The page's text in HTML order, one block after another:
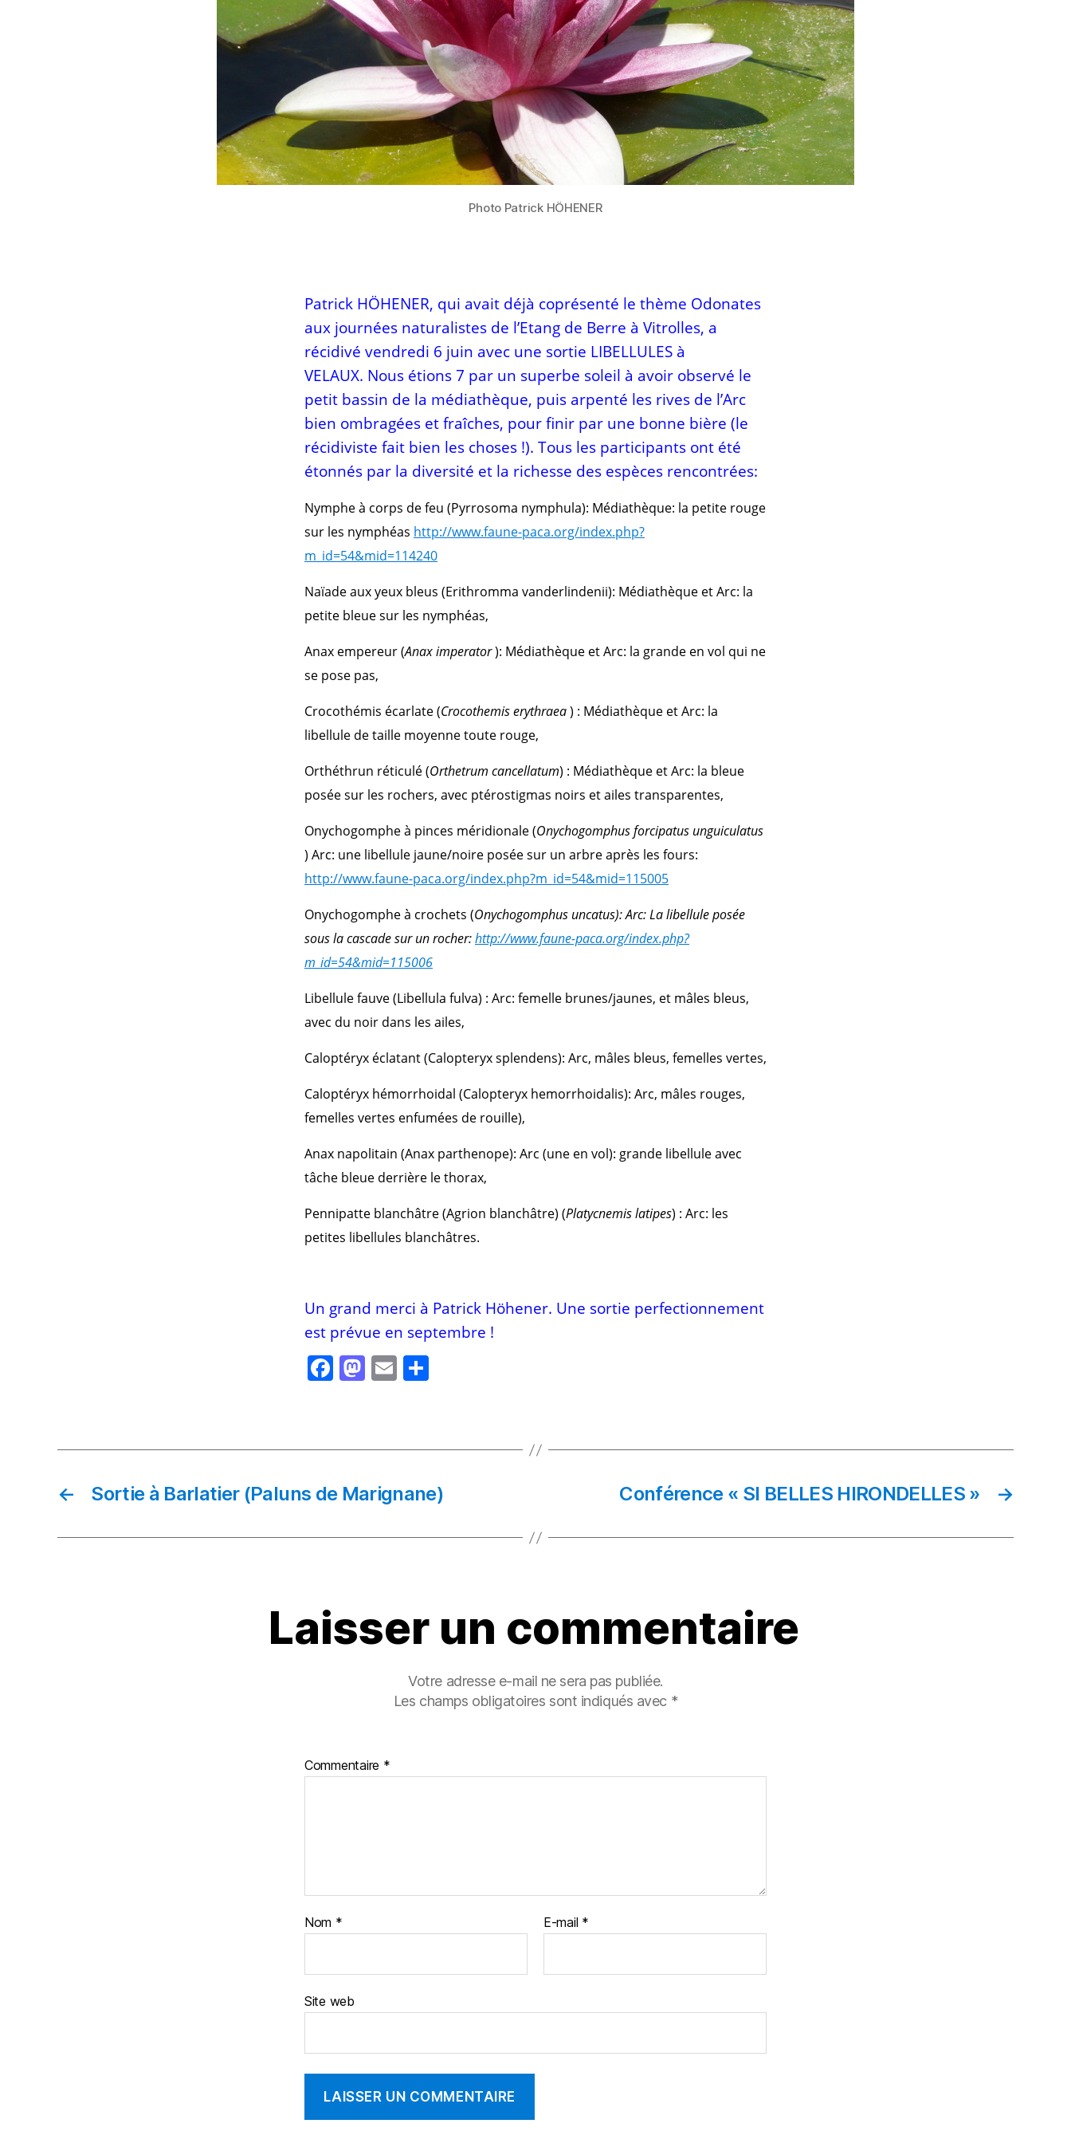
Photo Patrick HÖHENER
Patrick HÖHENER, qui avait déjà coprésenté le thème Odonates
aux journées naturalistes de l’Etang de Berre à Vitrolles, a
récidivé vendredi 6 juin avec une sortie LIBELLULES à
VELAUX. Nous étions 7 par un superbe soleil à avoir observé le
petit bassin de la médiathèque, puis arpenté les rives de l’Arc
bien ombragées et fraîches, pour finir par une bonne bière (le
récidiviste fait bien les choses !). Tous les participants ont été
étonnés par la diversité et la richesse des espèces rencontrées:
Nymphe à corps de feu (Pyrrosoma nymphula): Médiathèque: la petite rouge
sur les nymphéas http://www.faune-paca.org/index.php?
m_id=54&mid=114240
Naïade aux yeux bleus (Erithromma vanderlindenii): Médiathèque et Arc: la
petite bleue sur les nymphéas,
Anax empereur (Anax imperator): Médiathèque et Arc: la grande en vol qui ne
se pose pas,
Crocothémis écarlate (Crocothemis erythraea) : Médiathèque et Arc: la
libellule de taille moyenne toute rouge,
Orthéthrun réticulé (Orthetrum cancellatum) : Médiathèque et Arc: la bleue
posée sur les rochers, avec ptérostigmas noirs et ailes transparentes,
Onychogomphe à pinces méridionale (Onychogomphus forcipatus unguiculatus
) Arc: une libellule jaune/noire posée sur un arbre après les fours:
http://www.faune-paca.org/index.php?m_id=54&mid=115005
Onychogomphe à crochets (Onychogomphus uncatus): Arc: La libellule posée
sous la cascade sur un rocher:http://www.faune-paca.org/index.php?
m_id=54&mid=115006
Libellule fauve (Libellula fulva) : Arc: femelle brunes/jaunes, et mâles bleus,
avec du noir dans les ailes,
Caloptéryx éclatant (Calopteryx splendens): Arc, mâles bleus, femelles vertes,
Caloptéryx hémorrhoidal (Calopteryx hemorrhoidalis): Arc, mâles rouges,
femelles vertes enfumées de rouille),
Anax napolitain (Anax parthenope): Arc (une en vol): grande libellule avec
tâche bleue derrière le thorax,
Pennipatte blanchâtre (Agrion blanchâtre) (Platycnemis latipes) : Arc: les
petites libellules blanchâtres.
Un grand merci à Patrick Höhener. Une sortie perfectionnement
est prévue en septembre !
F
e
o
k
M
d
n
E
l
a
er
← Sortie à Barlatier (Paluns de Marignane) →
Conférence « SI BELLES HIRONDELLES »
Laisser un commentaire
Votre adresse e-mail ne sera pas publiée.
Les champs obligatoires sont indiqués avec *
Commentaire *
Nom * E-mail *
Site web